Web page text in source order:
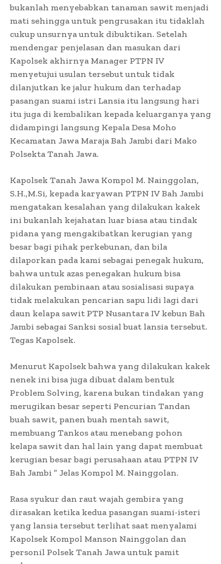
bukanlah menyebabkan tanaman sawit menjadi
mati sehingga untuk pengrusakan itu tidaklah
cukup unsurnya untuk dibuktikan. Setelah
mendengar penjelasan dan masukan dari
Kapolsek akhirnya Manager PTPN IV
menyetujui usulan tersebut untuk tidak
dilanjutkan ke jalur hukum dan terhadap
pasangan suami istri Lansia itu langsung hari
itu juga di kembalikan kepada keluarganya yang
didampingi langsung Kepala Desa Moho
Kecamatan Jawa Maraja Bah Jambi dari Mako
Polsekta Tanah Jawa.
Kapolsek Tanah Jawa Kompol M. Nainggolan,
S.H.,M.Si, kepada karyawan PTPN IV Bah Jambi
mengatakan kesalahan yang dilakukan kakek
ini bukanlah kejahatan luar biasa atau tindak
pidana yang mengakibatkan kerugian yang
besar bagi pihak perkebunan, dan bila
dilaporkan pada kami sebagai penegak hukum,
bahwa untuk azas penegakan hukum bisa
dilakukan pembinaan atau sosialisasi supaya
tidak melakukan pencarian sapu lidi lagi dari
daun kelapa sawit PTP Nusantara IV kebun Bah
Jambi sebagai Sanksi sosial buat lansia tersebut.
Tegas Kapolsek.
Menurut Kapolsek bahwa yang dilakukan kakek
nenek ini bisa juga dibuat dalam bentuk
Problem Solving, karena bukan tindakan yang
merugikan besar seperti Pencurian Tandan
buah sawit, panen buah mentah sawit,
membuang Tankos atau menebang pohon
kelapa sawit dan hal lain yang dapat membuat
kerugian besar bagi perusahaan atau PTPN IV
Bah Jambi ” Jelas Kompol M. Nainggolan.
Rasa syukur dan raut wajah gembira yang
dirasakan ketika kedua pasangan suami-isteri
yang lansia tersebut terlihat saat menyalami
Kapolsek Kompol Manson Nainggolan dan
personil Polsek Tanah Jawa untuk pamit